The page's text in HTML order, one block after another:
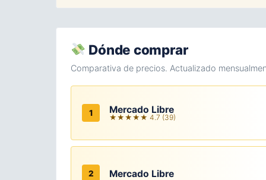
Dónde comprar
Comparativa de precios. Actualizado
1 Mercado Libre
★★★★★ 4.7 (39)
2 Mercado Libre